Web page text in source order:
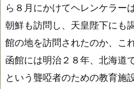
ら８月にかけてヘレンケラー
朝鮮も訪問し、天皇陛下にも
館の地を訪問されたのか、こ
函館には明治２８年、北海道
という聾啞者のための教育施